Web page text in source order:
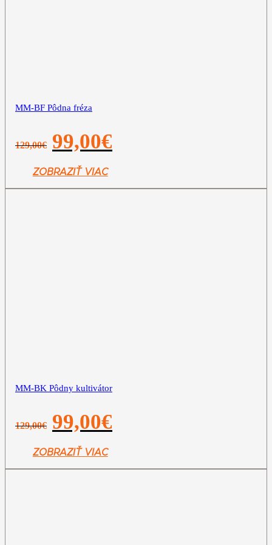
MM-BF Pôdna fréza
129,00€
Pôvodná
cena
129,00€.
99,00€
ZOBRAZIŤ VIAC
MM-BK Pôdny kultivátor
129,00€
Pôvodná
cena
129,00€.
99,00€
ZOBRAZIŤ VIAC